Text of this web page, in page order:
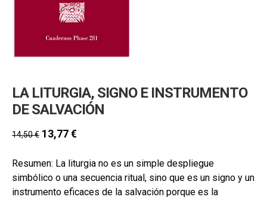
MI CUENTA
BUSCAR
CAT
LA LITURGIA, SIGNO E INSTRUMENTO
DE SALVACIÓN
14,50€ 13,77€
Resumen: La liturgia no es un simple despliegue
simbólico o una secuencia ritual, sino que es un signo y un
instrumento eficaces de la salvación porque es la